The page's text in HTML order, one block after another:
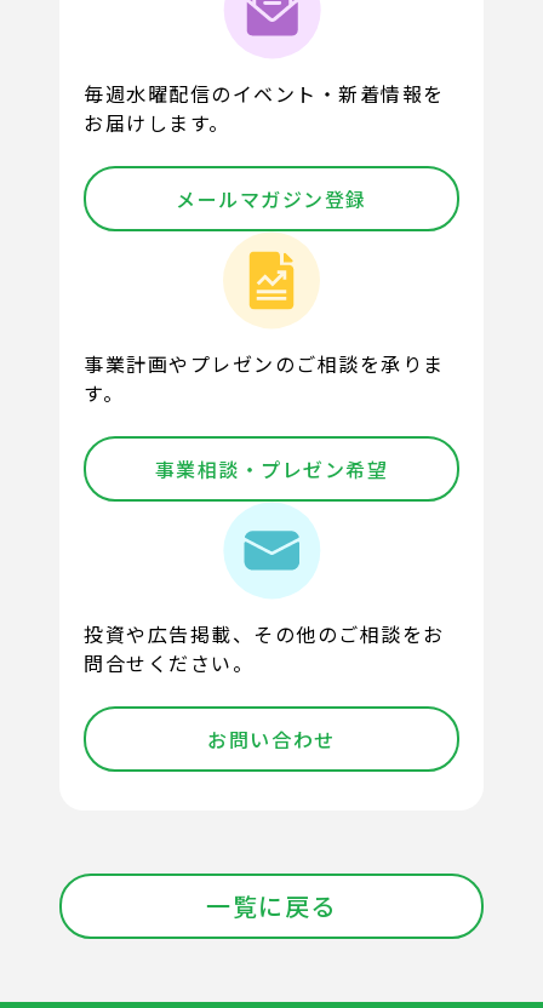
毎週水曜配信のイベント・新着情報を
お届けします。
メールマガジン登録
事業計画やプレゼンのご相談を承りま
す。
事業相談・プレゼン希望
投資や広告掲載、その他のご相談をお
問合せください。
お問い合わせ
一覧に戻る